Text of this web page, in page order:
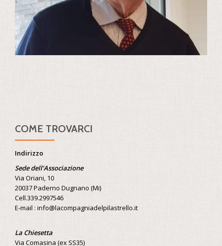
COME TROVARCI
Indirizzo
Sede dell’Associazione
Via Oriani, 10
20037 Paderno Dugnano (Mi)
Cell.339.2997546
E-mail : info@lacompagniadelpilastrello.it
La Chiesetta
Via Comasina (ex SS35)